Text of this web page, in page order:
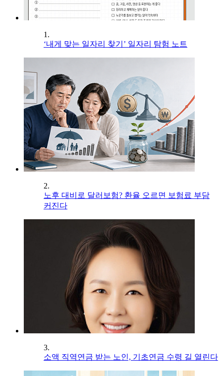
1.
‘내게 맞는 일자리 찾기’ 일자리 탐험 노트
2.
노후 대비로 달러보험? 환율 오르면 보험료 부담
커진다
3.
소액 직역연금 받는 노인, 기초연금 수령 길 열린다